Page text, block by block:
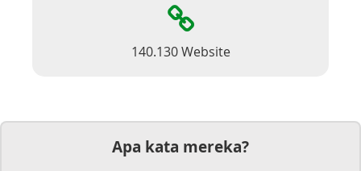
140.130 Website
Apa kata mereka?